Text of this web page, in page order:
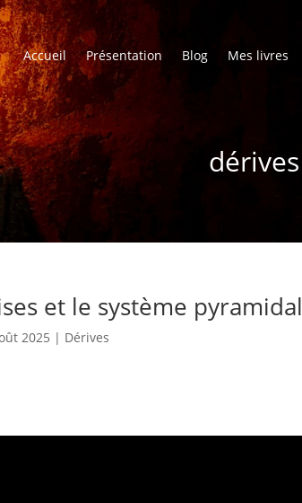
Accueil Présentation Blog Mes livres
dérives
et le système pyramidal
2025 | Dérives